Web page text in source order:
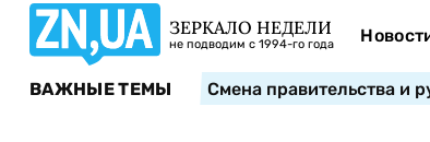
ЗЕРКАЛО НЕДЕЛИ
не подводим с 1994-го года
ВАЖНЫЕ ТЕМЫ Смена правительства и